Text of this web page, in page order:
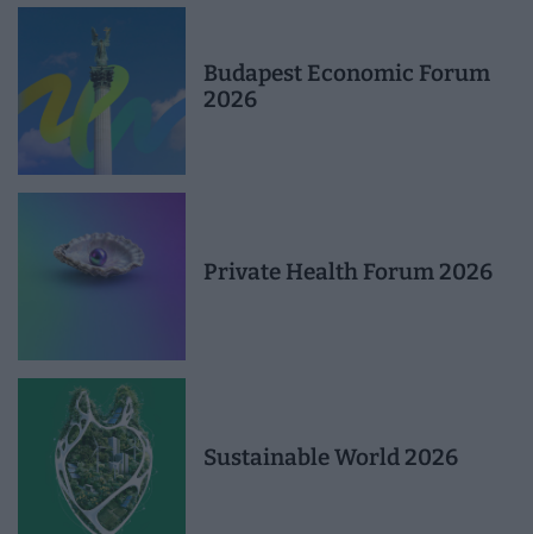
Budapest Economic Forum
2026
Private Health Forum 2026
Sustainable World 2026